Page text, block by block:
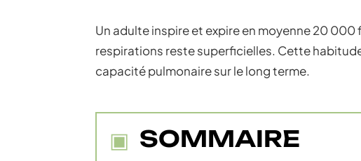
Un adulte inspire et expire en moyenne 20 000
respirations reste superficielles. Cette
capacité pulmonaire sur le long terme.
SOMMAIRE